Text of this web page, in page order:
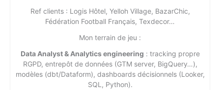
Ref clients : Logis Hôtel, Yelloh Village, BazarChic,
Fédération Football Français, Texdecor…
Mon terrain de jeu :
Data Analyst & Analytics engineering : tracking propre
RGPD, entrepôt de données (GTM server, BigQuery…),
modèles (dbt/Dataform), dashboards décisionnels (Looker,
SQL, Python).